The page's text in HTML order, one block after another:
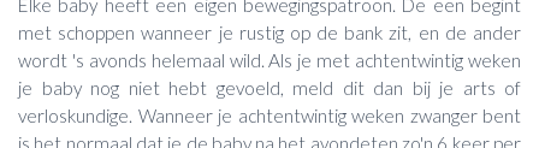
Elke baby heeft een eigen bewegingspatroon. De een begint
met schoppen wanneer je rustig op de bank zit, en de ander
wordt 's avonds helemaal wild. Als je met achtentwintig weken
je baby nog niet hebt gevoeld, meld dit dan bij je arts of
verloskundige. Wanneer je achtentwintig weken zwanger bent
is het normaal dat je de baby na het avondeten zo'n 6 keer per